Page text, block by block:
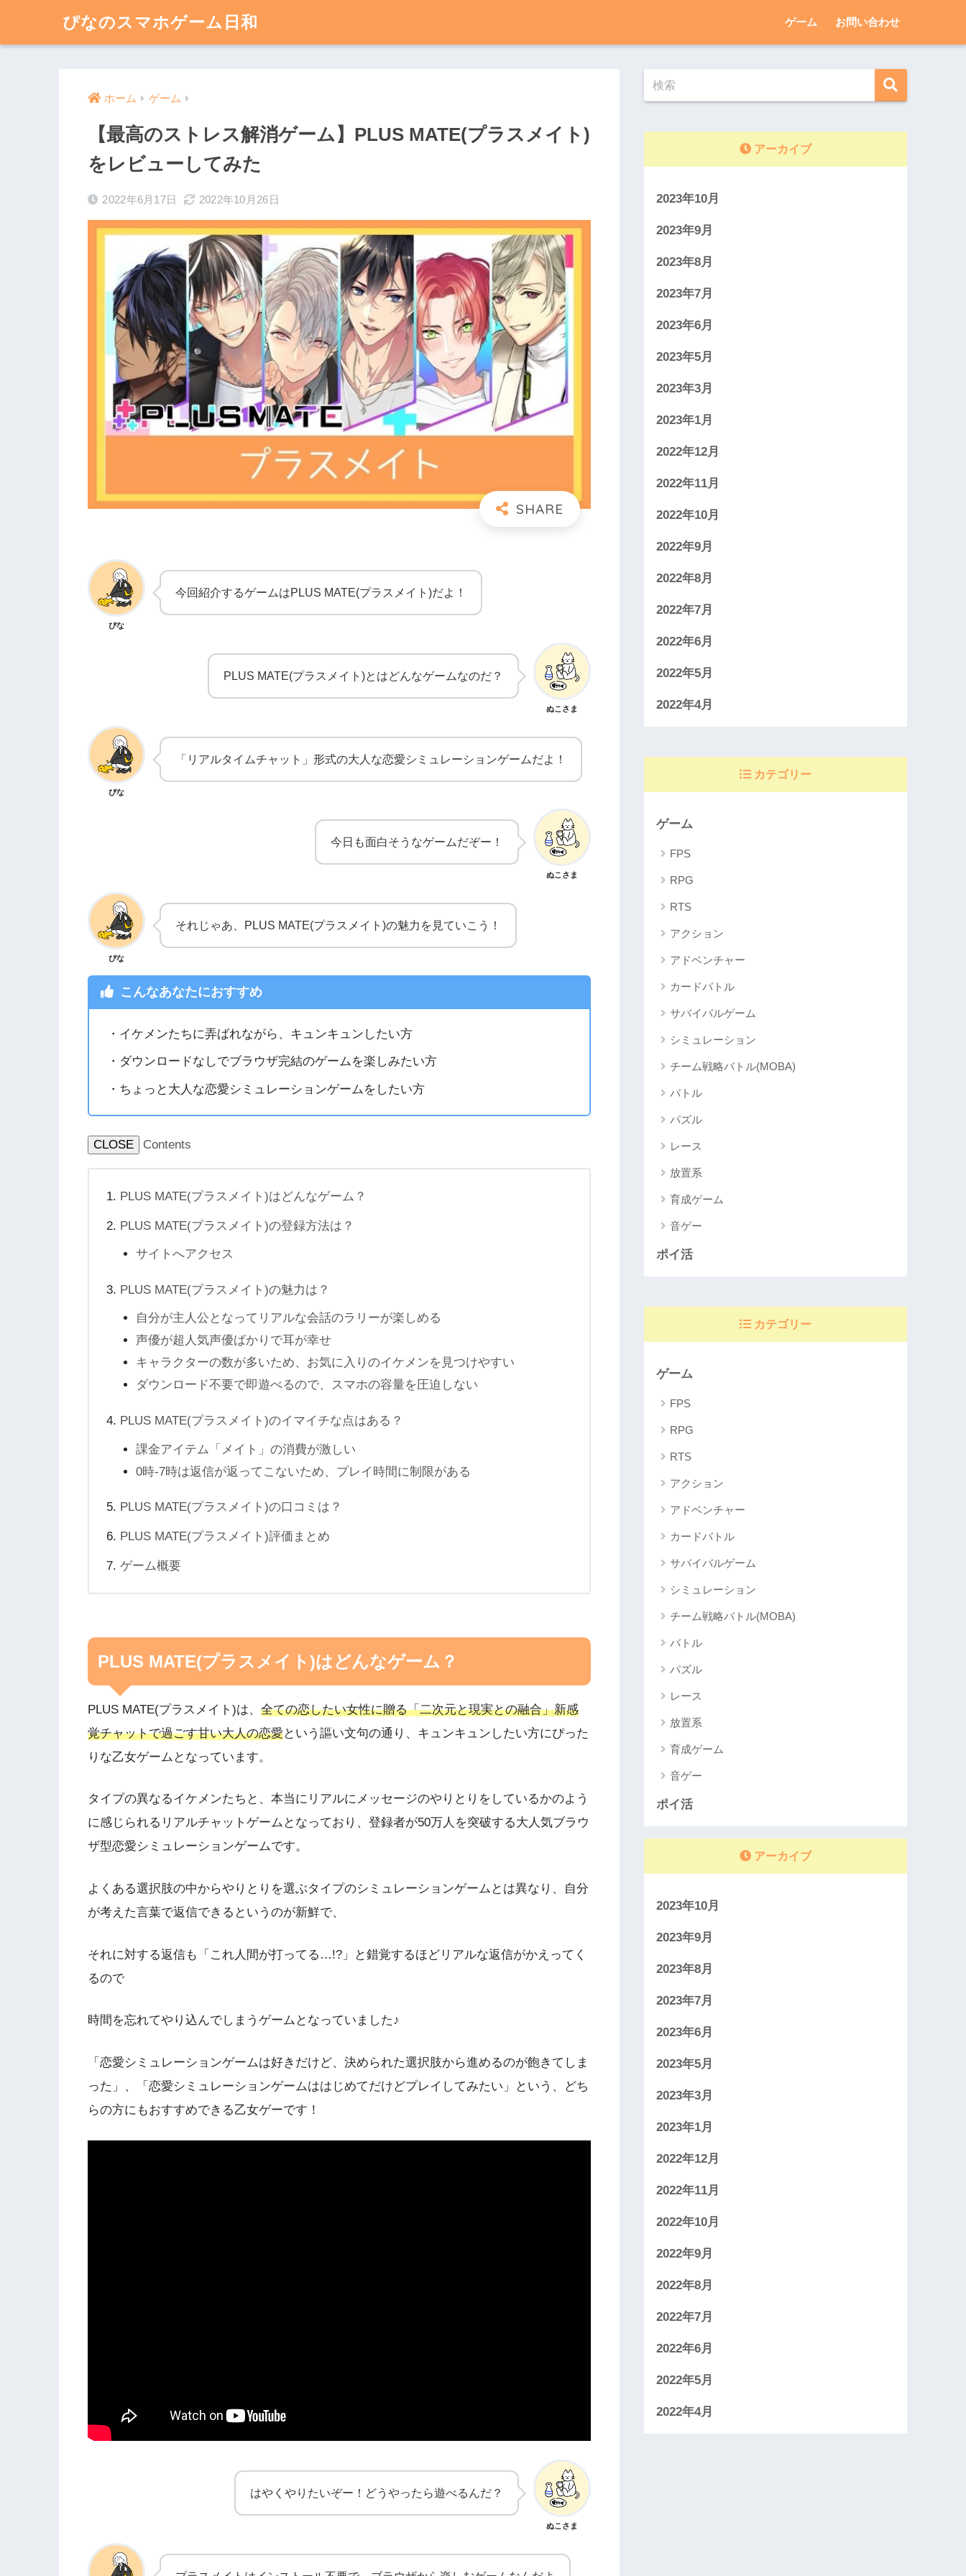
ぴなのスマホゲーム日和 ゲーム お問い合わせ
ホーム ゲーム
【最高のストレス解消ゲーム】PLUS MATE(プラスメイト)
をレビューしてみた
2022年6月17日 2022年10月26日
ぴな
今回紹介するゲームはPLUS MATE(プラスメイト)だよ！
ぬこさま
PLUS MATE(プラスメイト)とはどんなゲームなのだ？
ぴな
「リアルタイムチャット」形式の大人な恋愛シミュレーションゲームだよ！
ぬこさま
今日も面白そうなゲームだぞー！
ぴな
それじゃあ、PLUS MATE(プラスメイト)の魅力を見ていこう！
こんなあなたにおすすめ
・イケメンたちに弄ばれながら、キュンキュンしたい方
・ダウンロードなしでブラウザ完結のゲームを楽しみたい方
・ちょっと大人な恋愛シミュレーションゲームをしたい方
CLOSE Contents
PLUS MATE(プラスメイト)はどんなゲーム？
PLUS MATE(プラスメイト)の登録方法は？
サイトへアクセス
PLUS MATE(プラスメイト)の魅力は？
自分が主人公となってリアルな会話のラリーが楽しめる
声優が超人気声優ばかりで耳が幸せ
キャラクターの数が多いため、お気に入りのイケメンを見つけやすい
ダウンロード不要で即遊べるので、スマホの容量を圧迫しない
PLUS MATE(プラスメイト)のイマイチな点はある？
課金アイテム「メイト」の消費が激しい
0時-7時は返信が返ってこないため、プレイ時間に制限がある
PLUS MATE(プラスメイト)の口コミは？
PLUS MATE(プラスメイト)評価まとめ
ゲーム概要
PLUS MATE(プラスメイト)はどんなゲーム？
PLUS MATE(プラスメイト)は、 全ての恋したい女性に贈る「二次元と現実との融合」新感
覚チャットで過ごす甘い大人の恋愛という謳い文句の通り、キュンキュンしたい方にぴった
りな乙女ゲームとなっています。
タイプの異なるイケメンたちと、本当にリアルにメッセージのやりとりをしているかのよう
に感じられるリアルチャットゲームとなっており、登録者が50万人を突破する大人気ブラウ
ザ型恋愛シミュレーションゲームです。
よくある選択肢の中からやりとりを選ぶタイプのシミュレーションゲームとは異なり、自分
が考えた言葉で返信できるというのが新鮮で、
それに対する返信も「これ人間が打ってる…!?」と錯覚するほどリアルな返信がかえってく
るので
時間を忘れてやり込んでしまうゲームとなっていました♪
「恋愛シミュレーションゲームは好きだけど、決められた選択肢から進めるのが飽きてしま
った」、「恋愛シミュレーションゲームははじめてだけどプレイしてみたい」という、どち
らの方にもおすすめできる乙女ゲーです！
ぬこさま
はやくやりたいぞー！どうやったら遊べるんだ？
アーカイブ
2023年10月
2023年9月
2023年8月
2023年7月
2023年6月
2023年5月
2023年3月
2023年1月
2022年12月
2022年11月
2022年10月
2022年9月
2022年8月
2022年7月
2022年6月
2022年5月
2022年4月
カテゴリー
ゲーム
FPS
RPG
RTS
アクション
アドベンチャー
カードバトル
サバイバルゲーム
シミュレーション
チーム戦略バトル(MOBA)
バトル
パズル
レース
放置系
育成ゲーム
音ゲー
ポイ活
カテゴリー
ゲーム
FPS
RPG
RTS
アクション
アドベンチャー
カードバトル
サバイバルゲーム
シミュレーション
チーム戦略バトル(MOBA)
バトル
パズル
レース
放置系
育成ゲーム
音ゲー
ポイ活
アーカイブ
2023年10月
2023年9月
2023年8月
2023年7月
2023年6月
2023年5月
2023年3月
2023年1月
2022年12月
2022年11月
2022年10月
2022年9月
2022年8月
2022年7月
2022年6月
2022年5月
2022年4月